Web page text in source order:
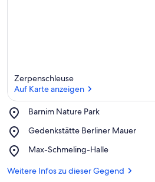
Zerpenschleuse
Auf Karte anzeigen
Barnim Nature Park
Place,
Nature
Gedenkstätte Berliner Mauer
Place,
Berliner
Max-Schmeling-Halle
Place,
Schmeling-
Weitere Infos zu dieser Gegend